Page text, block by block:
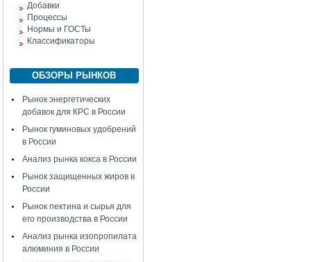
Добавки
Процессы
Нормы и ГОСТы
Классификаторы
ОБЗОРЫ РЫНКОВ
Рынок энергетических
добавок для КРС в России
Рынок гуминовых удобрений
в России
Анализ рынка кокса в России
Рынок защищенных жиров в
России
Рынок пектина и сырья для
его производства в России
Анализ рынка изопропилата
алюминия в России